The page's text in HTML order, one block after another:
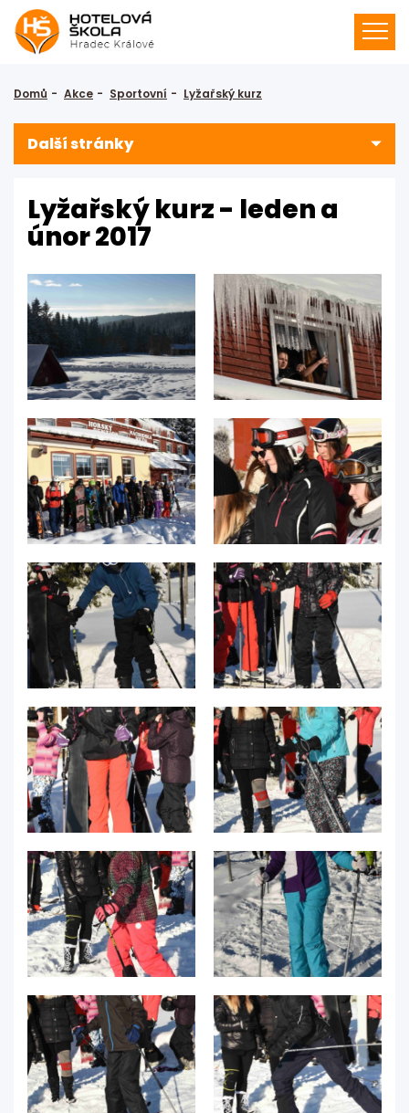
Domů Akce Sportovní Lyžařský kurz
Další stránky
Lyžařský kurz - leden a
únor 2017